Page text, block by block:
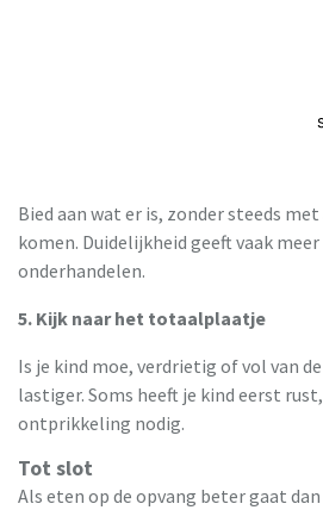
Bied aan wat er is, zonder steeds
komen. Duidelijkheid geeft vaak
onderhandelen.
5. Kijk naar het totaalplaatje
Is je kind moe, verdrietig of vol van
lastiger. Soms heeft je kind eerst
ontprikkeling nodig.
Tot slot
Als eten op de opvang beter gaat